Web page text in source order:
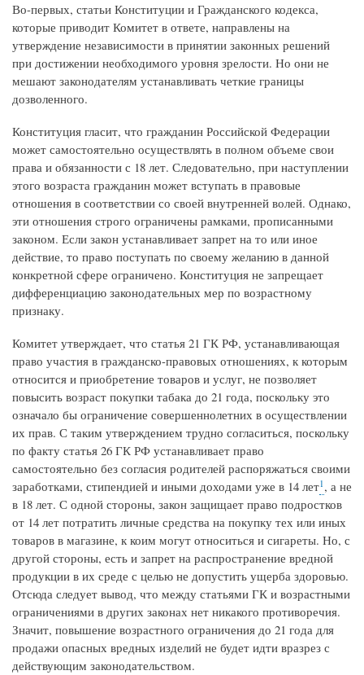
Во-первых, статьи Конституции и Гражданского кодекса,
которые приводит Комитет в ответе, направлены на
утверждение независимости в принятии законных решений
при достижении необходимого уровня зрелости. Но они не
мешают законодателям устанавливать четкие границы
дозволенного.
Конституция гласит, что гражданин Российской Федерации
может самостоятельно осуществлять в полном объеме свои
права и обязанности с 18 лет. Следовательно, при наступлении
этого возраста гражданин может вступать в правовые
отношения в соответствии со своей внутренней волей. Однако,
эти отношения строго ограничены рамками, прописанными
законом. Если закон устанавливает запрет на то или иное
действие, то право поступать по своему желанию в данной
конкретной сфере ограничено. Конституция не запрещает
дифференциацию законодательных мер по возрастному
признаку.
Комитет утверждает, что статья 21 ГК РФ, устанавливающая
право участия в гражданско-правовых отношениях, к которым
относится и приобретение товаров и услуг, не позволяет
повысить возраст покупки табака до 21 года, поскольку это
означало бы ограничение совершеннолетних в осуществлении
их прав. С таким утверждением трудно согласиться, поскольку
по факту статья 26 ГК РФ устанавливает право
самостоятельно без согласия родителей распоряжаться своими
заработками, стипендией и иными доходами уже в 14 лет1 , а не
в 18 лет. С одной стороны, закон защищает право подростков
от 14 лет потратить личные средства на покупку тех или иных
товаров в магазине, к коим могут относиться и сигареты. Но, с
другой стороны, есть и запрет на распространение вредной
продукции в их среде с целью не допустить ущерба здоровью.
Отсюда следует вывод, что между статьями ГК и возрастными
ограничениями в других законах нет никакого противоречия.
Значит, повышение возрастного ограничения до 21 года для
продажи опасных вредных изделий не будет идти вразрез с
действующим законодательством.